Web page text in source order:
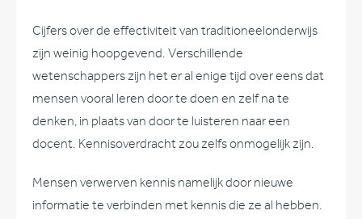
Cijfers over de effectiviteit van traditioneelonderwijs
zijn weinig hoopgevend. Verschillende
wetenschappers zijn het er al enige tijd over eens dat
mensen vooral leren door te doen en zelf na te
denken, in plaats van door te luisteren naar een
docent. Kennisoverdracht zou zelfs onmogelijk zijn.
Mensen verwerven kennis namelijk door nieuwe
informatie te verbinden met kennis die ze al hebben.